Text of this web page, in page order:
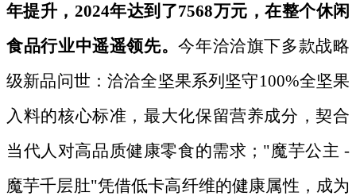
年提升， 2024年达到了7568万元，在整个休闲
食品行业中遥遥领先。今年洽洽旗下多款战略
级新品问世：洽洽全坚果系列坚守100%全坚果
入料的核心标准，最大化保留营养成分，契合
当代人对高品质健康零食的需求；"魔芋公主 -
魔芋千层肚"凭借低卡高纤维的健康属性，成为